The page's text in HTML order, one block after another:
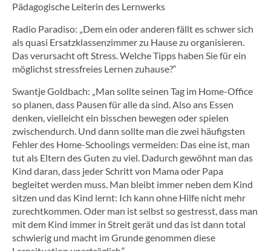
Pädagogische Leiterin des Lernwerks
Radio Paradiso: „Dem ein oder anderen fällt es schwer sich
als quasi Ersatzklassenzimmer zu Hause zu organisieren.
Das verursacht oft Stress. Welche Tipps haben Sie für ein
möglichst stressfreies Lernen zuhause?“
Swantje Goldbach: „Man sollte seinen Tag im Home-Office
so planen, dass Pausen für alle da sind. Also ans Essen
denken, vielleicht ein bisschen bewegen oder spielen
zwischendurch. Und dann sollte man die zwei häufigsten
Fehler des Home-Schoolings vermeiden: Das eine ist, man
tut als Eltern des Guten zu viel. Dadurch gewöhnt man das
Kind daran, dass jeder Schritt von Mama oder Papa
begleitet werden muss. Man bleibt immer neben dem Kind
sitzen und das Kind lernt: Ich kann ohne Hilfe nicht mehr
zurechtkommen. Oder man ist selbst so gestresst, dass man
mit dem Kind immer in Streit gerät und das ist dann total
schwierig und macht im Grunde genommen diese